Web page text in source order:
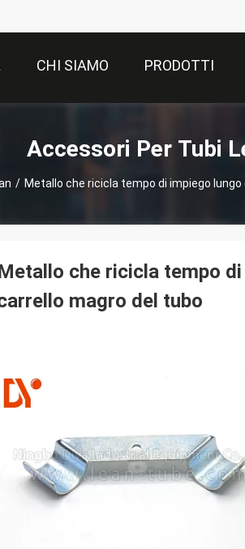
CHI SIAMO PRODOTTI
Accessori Per Tubi
/ Metallo che ricicla tempo di impiego
che ricicla tempo
magro del tubo